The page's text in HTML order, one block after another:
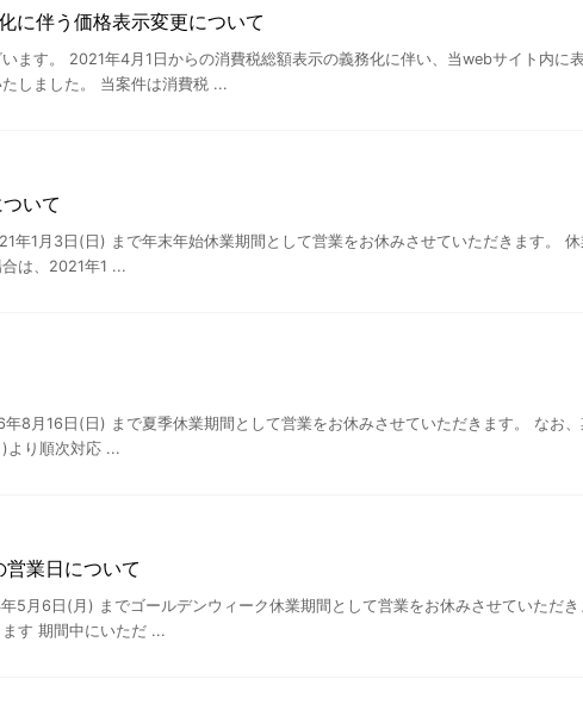
に伴う価格表示変更について
ます。 2021年4月1日からの消費税総額表示の義務化に伴い、当webサイト内に
しました。 当案件は消費税 ...
いて
年1月3日(日) まで年末年始休業期間として営業をお休みさせていただきます。 休
は、2021年1 ...
8月16日(日) まで夏季休業期間として営業をお休みさせていただきます。 なお、
より順次対応 ...
営業日について
月6日(月) までゴールデンウィーク休業期間として営業をお休みさせていただき
す 期間中にいただ ...